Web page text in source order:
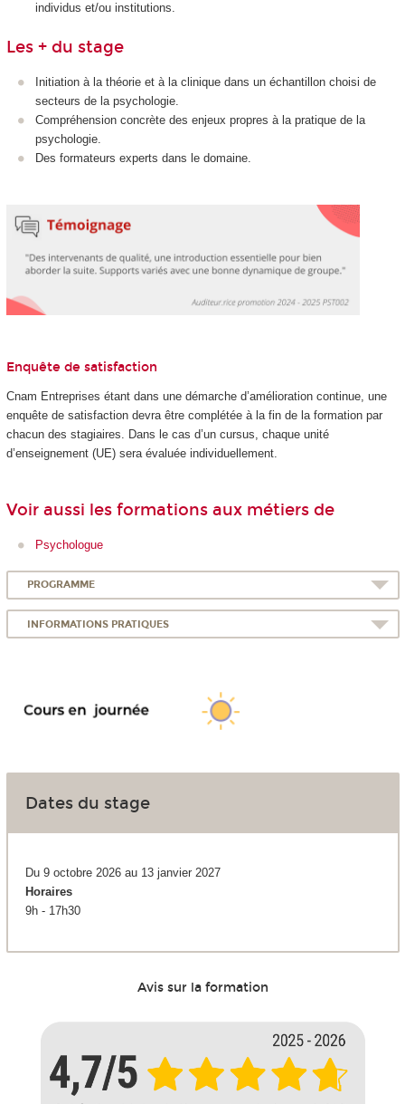
individus et/ou institutions.
Les + du stage
Initiation à la théorie et à la clinique dans un échantillon choisi de
secteurs de la psychologie.
Compréhension concrète des enjeux propres à la pratique de la
psychologie.
Des formateurs experts dans le domaine.
Enquête de satisfaction
Cnam Entreprises étant dans une démarche d’amélioration continue, une
enquête de satisfaction devra être complétée à la fin de la formation par
chacun des stagiaires. Dans le cas d’un cursus, chaque unité
d’enseignement (UE) sera évaluée individuellement.
Voir aussi les formations aux métiers de
Psychologue
PROGRAMME
INFORMATIONS PRATIQUES
Dates du stage
Du 9 octobre 2026 au 13 janvier 2027
Horaires
9h - 17h30
Avis sur la formation